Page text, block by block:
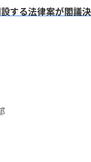
する法律案が閣議